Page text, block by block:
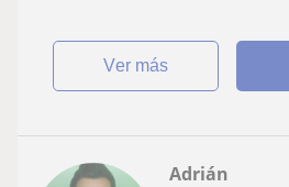
ver más
Adrián